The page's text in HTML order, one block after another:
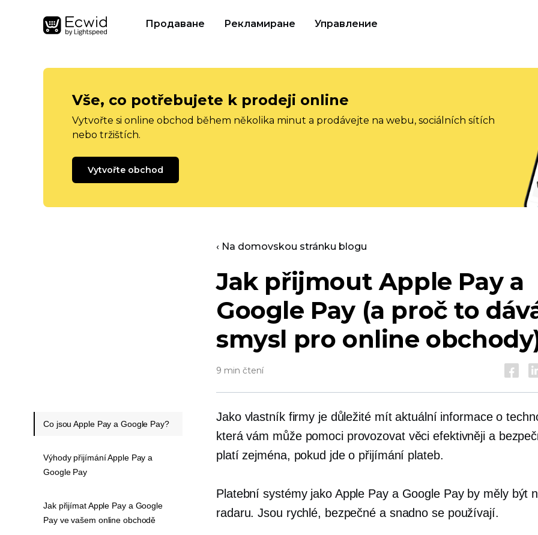
Продаване Рекламиране Управление
Vše, co potřebujete k prodeji online
Vytvořte si online obchod během několika minut a prodávejte na webu, sociálních sítích
nebo tržištích.
Vytvořte obchod
‹ Na domovskou stránku blogu
Jak přijmout Apple Pay a
Google Pay (a proč to
smysl pro online
9 min čtení
Jako vlastník firmy je důležité mít aktuální informace o
která vám může pomoci provozovat věci efektivněji a
platí zejména, pokud jde o přijímání plateb.
Platební systémy jako Apple Pay a Google Pay by měly být
radaru. Jsou rychlé, bezpečné a snadno se používají.
Co jsou Apple Pay a Google Pay?
Výhody přijímání Apple Pay a
Google Pay
Jak přijímat Apple Pay a Google
Pay ve vašem online obchodě